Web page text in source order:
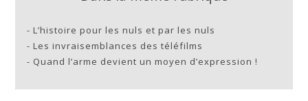
-L’histoire pour les nuls et par les nuls
-Les invraisemblances des téléfilms
- Quand l’arme devient un moyen d’expression !